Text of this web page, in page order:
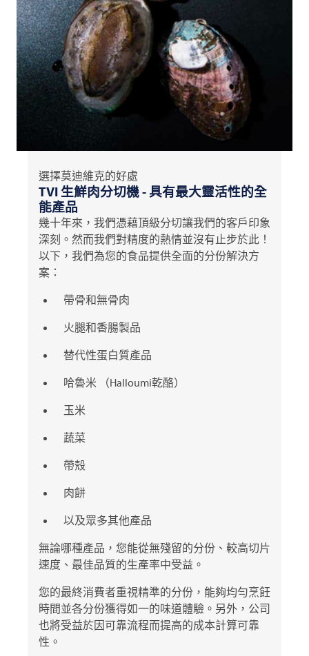
選擇莫迪維克的好處
TVI 生鮮肉分切機 - 具有最大靈活性的全
能產品
幾十年來，我們憑藉頂級分切讓我們的客戶印象
深刻。然而我們對精度的熱情並沒有止步於此！
以下，我們為您的食品提供全面的分份解決方
案：
帶骨和無骨肉
火腿和香腸製品
替代性蛋白質產品
哈魯米 （Halloumi乾酪）
玉米
蔬菜
帶殼
肉餅
以及眾多其他產品
無論哪種產品，您能從無殘留的分份、較高切片
速度、最佳品質的生產率中受益。
您的最終消費者重視精準的分份，能夠均勻烹飪
時間並各分份獲得如一的味道體驗。另外，公司
也將受益於因可靠流程而提高的成本計算可靠
性。